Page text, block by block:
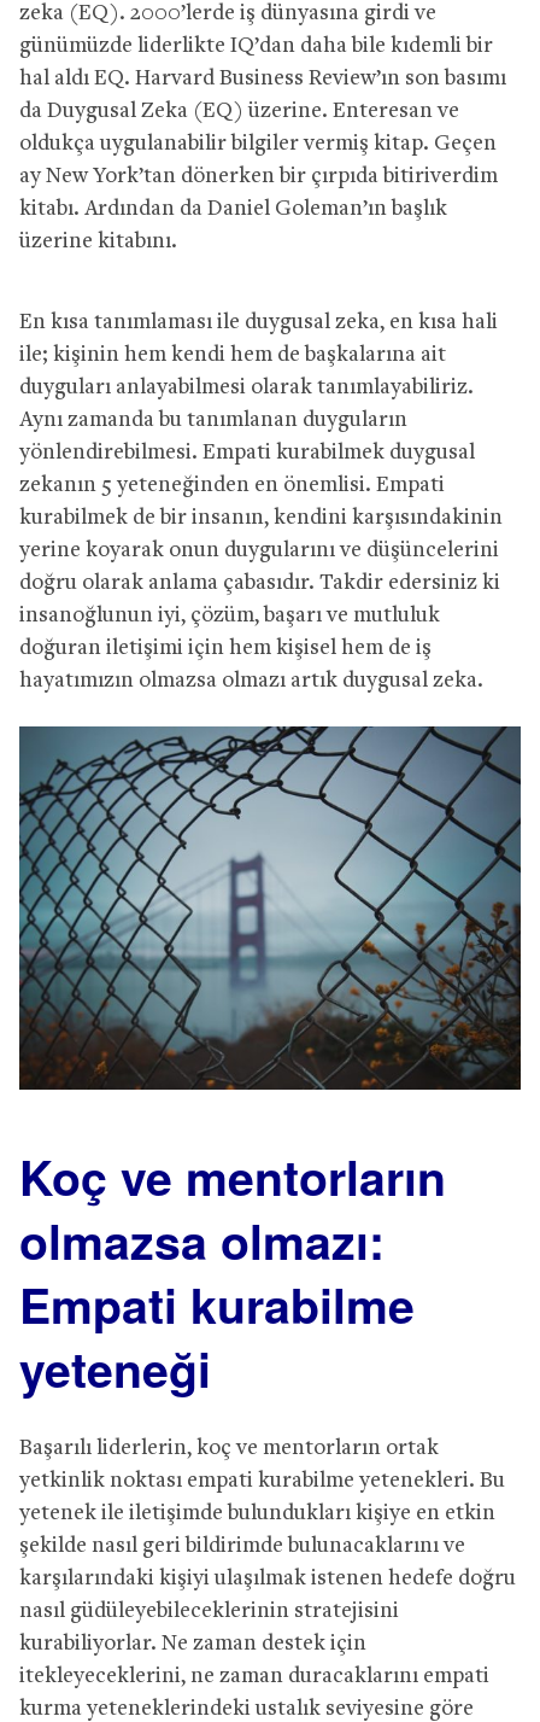
zeka (EQ). 2000’lerde iş dünyasına girdi ve
günümüzde liderlikte IQ’dan daha bile kıdemli bir
hal aldı EQ. Harvard Business Review’ın son basımı
da Duygusal Zeka (EQ) üzerine. Enteresan ve
oldukça uygulanabilir bilgiler vermiş kitap. Geçen
ay New York’tan dönerken bir çırpıda bitiriverdim
kitabı. Ardından da Daniel Goleman’ın başlık
üzerine kitabını.
En kısa tanımlaması ile duygusal zeka, en kısa hali
ile; kişinin hem kendi hem de başkalarına ait
duyguları anlayabilmesi olarak tanımlayabiliriz.
Aynı zamanda bu tanımlanan duyguların
yönlendirebilmesi. Empati kurabilmek duygusal
zekanın 5 yeteneğinden en önemlisi. Empati
kurabilmek de bir insanın, kendini karşısındakinin
yerine koyarak onun duygularını ve düşüncelerini
doğru olarak anlama çabasıdır. Takdir edersiniz ki
insanoğlunun iyi, çözüm, başarı ve mutluluk
doğuran iletişimi için hem kişisel hem de iş
hayatımızın olmazsa olmazı artık duygusal zeka.
Koç ve mentorların
olmazsa olmazı:
Empati kurabilme
yeteneği
Başarılı liderlerin, koç ve mentorların ortak
yetkinlik noktası empati kurabilme yetenekleri. Bu
yetenek ile iletişimde bulundukları kişiye en etkin
şekilde nasıl geri bildirimde bulunacaklarını ve
karşılarındaki kişiyi ulaşılmak istenen hedefe doğru
nasıl güdüleyebileceklerinin stratejisini
kurabiliyorlar. Ne zaman destek için
itekleyeceklerini, ne zaman duracaklarını empati
kurma yeteneklerindeki ustalık seviyesine göre